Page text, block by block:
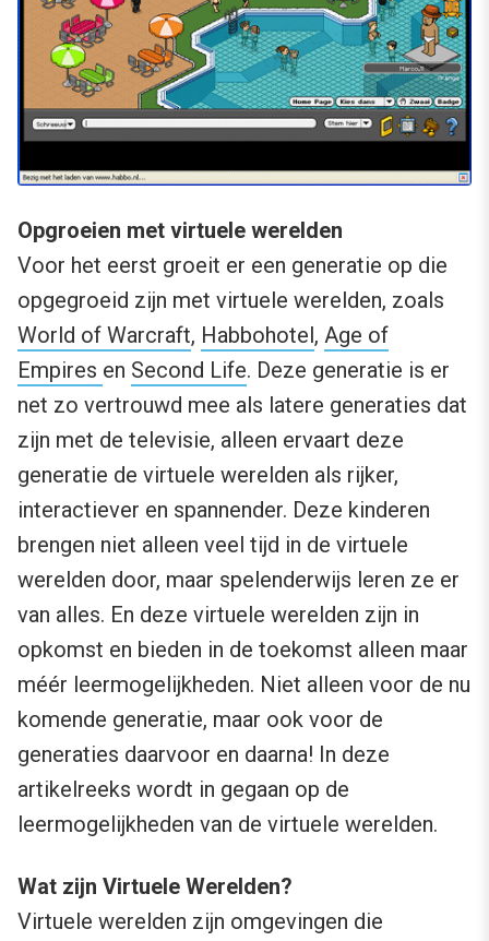
Opgroeien met virtuele werelden
Voor het eerst groeit er een generatie op die
opgegroeid zijn met virtuele werelden, zoals
World of Warcraft, Habbohotel, Age of
Empires en Second Life. Deze generatie is er
net zo vertrouwd mee als latere generaties dat
zijn met de televisie, alleen ervaart deze
generatie de virtuele werelden als rijker,
interactiever en spannender. Deze kinderen
brengen niet alleen veel tijd in de virtuele
werelden door, maar spelenderwijs leren ze er
van alles. En deze virtuele werelden zijn in
opkomst en bieden in de toekomst alleen maar
méér leermogelijkheden. Niet alleen voor de nu
komende generatie, maar ook voor de
generaties daarvoor en daarna! In deze
artikelreeks wordt in gegaan op de
leermogelijkheden van de virtuele werelden.
Wat zijn Virtuele Werelden?
Virtuele werelden zijn omgevingen die